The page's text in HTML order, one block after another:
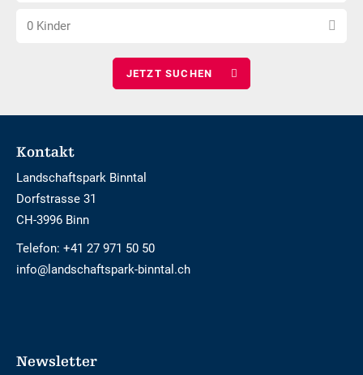
wählen
Anzahl
0 Kinder
Footer
Kontakt
Landschaftspark Binntal
Dorfstrasse 31
CH-3996 Binn
Telefon: +41 27 971 50 50
info@landschaftspark-binntal.ch
Newsletter